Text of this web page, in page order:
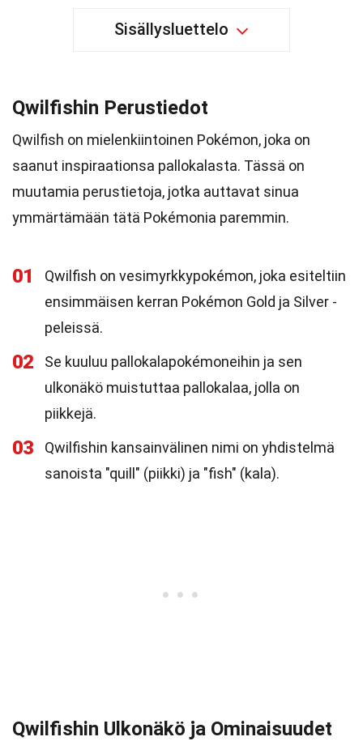
Sisällysluettelo
Qwilfishin Perustiedot
Qwilfish on mielenkiintoinen Pokémon, joka on
saanut inspiraationsa pallokalasta. Tässä on
muutamia perustietoja, jotka auttavat sinua
ymmärtämään tätä Pokémonia paremmin.
01
Qwilfish on vesimyrkkypokémon, joka esiteltiin
ensimmäisen kerran Pokémon Gold ja Silver -
peleissä.
02
Se kuuluu pallokalapokémoneihin ja sen
ulkonäkö muistuttaa pallokalaa, jolla on
piikkejä.
03
Qwilfishin kansainvälinen nimi on yhdistelmä
sanoista "quill" (piikki) ja "fish" (kala).
Qwilfishin Ulkonäkö ja Ominaisuudet